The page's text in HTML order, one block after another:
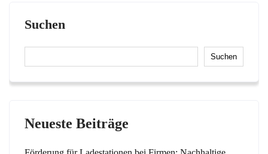
Suchen
Suchen
Neueste Beiträge